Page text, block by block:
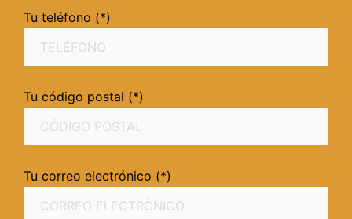
Tu teléfono (*)
Tu código postal (*)
Tu correo electrónico (*)